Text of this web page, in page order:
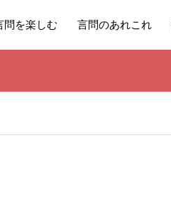
問を楽しむ 言問のあれこれ